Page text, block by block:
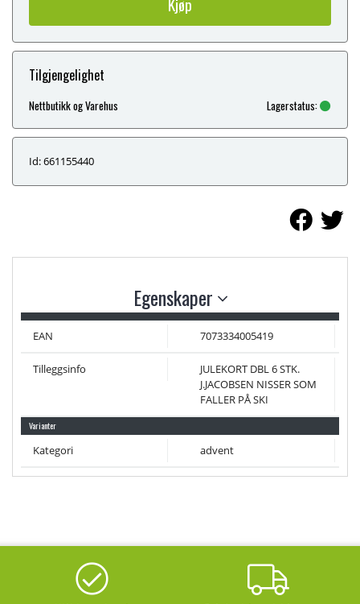
Tilgjengelighet
Nettbutikk og Varehus Lagerstatus:
Id: 661155440
Egenskaper
EAN 7073334005419
Tilleggsinfo
JULEKORT DBL 6 STK.
J.JACOBSEN NISSER SOM
FALLER PÅ SKI
Varianter
Kategori advent